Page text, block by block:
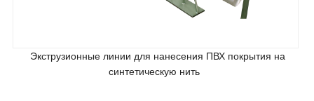
Экструзионные линии для нанесения ПВХ покрытия на
синтетическую нить